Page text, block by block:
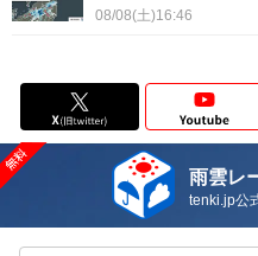
08/08(土)16:46
雨雲レ
tenki.jp公